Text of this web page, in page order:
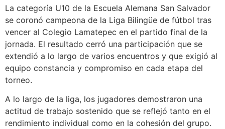
La categoría U10 de la Escuela Alemana San Salvador
se coronó campeona de la Liga Bilingüe de fútbol tras
vencer al Colegio Lamatepec en el partido final de la
jornada. El resultado cerró una participación que se
extendió a lo largo de varios encuentros y que exigió al
equipo constancia y compromiso en cada etapa del
torneo.
A lo largo de la liga, los jugadores demostraron una
actitud de trabajo sostenido que se reflejó tanto en el
rendimiento individual como en la cohesión del grupo.